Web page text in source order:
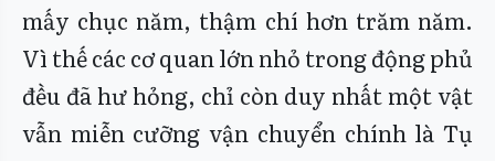
mấy chục năm, thậm chí hơn trăm năm.
Vì thế các cơ quan lớn nhỏ trong động phủ
đều đã hư hỏng, chỉ còn duy nhất một vật
vẫn miễn cưỡng vận chuyển chính là Tụ